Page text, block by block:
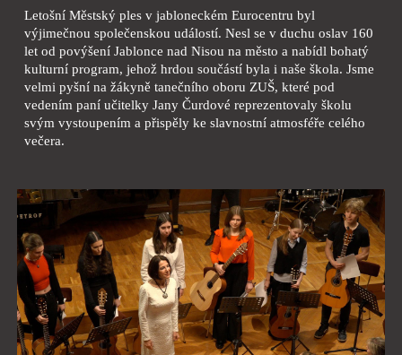
Letošní Městský ples v jabloneckém Eurocentru byl
výjimečnou společenskou událostí. Nesl se v duchu oslav 160
let od povýšení Jablonce nad Nisou na město a nabídl bohatý
kulturní program, jehož hrdou součástí byla i naše škola. Jsme
velmi pyšní na žákyně tanečního oboru ZUŠ, které pod
vedením paní učitelky Jany Čurdové reprezentovaly školu
svým vystoupením a přispěly ke slavnostní atmosféře celého
večera.